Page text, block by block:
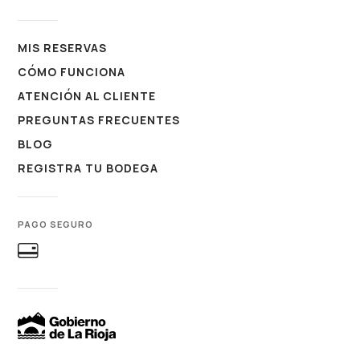
MIS RESERVAS
CÓMO FUNCIONA
ATENCIÓN AL CLIENTE
PREGUNTAS FRECUENTES
BLOG
REGISTRA TU BODEGA
PAGO SEGURO